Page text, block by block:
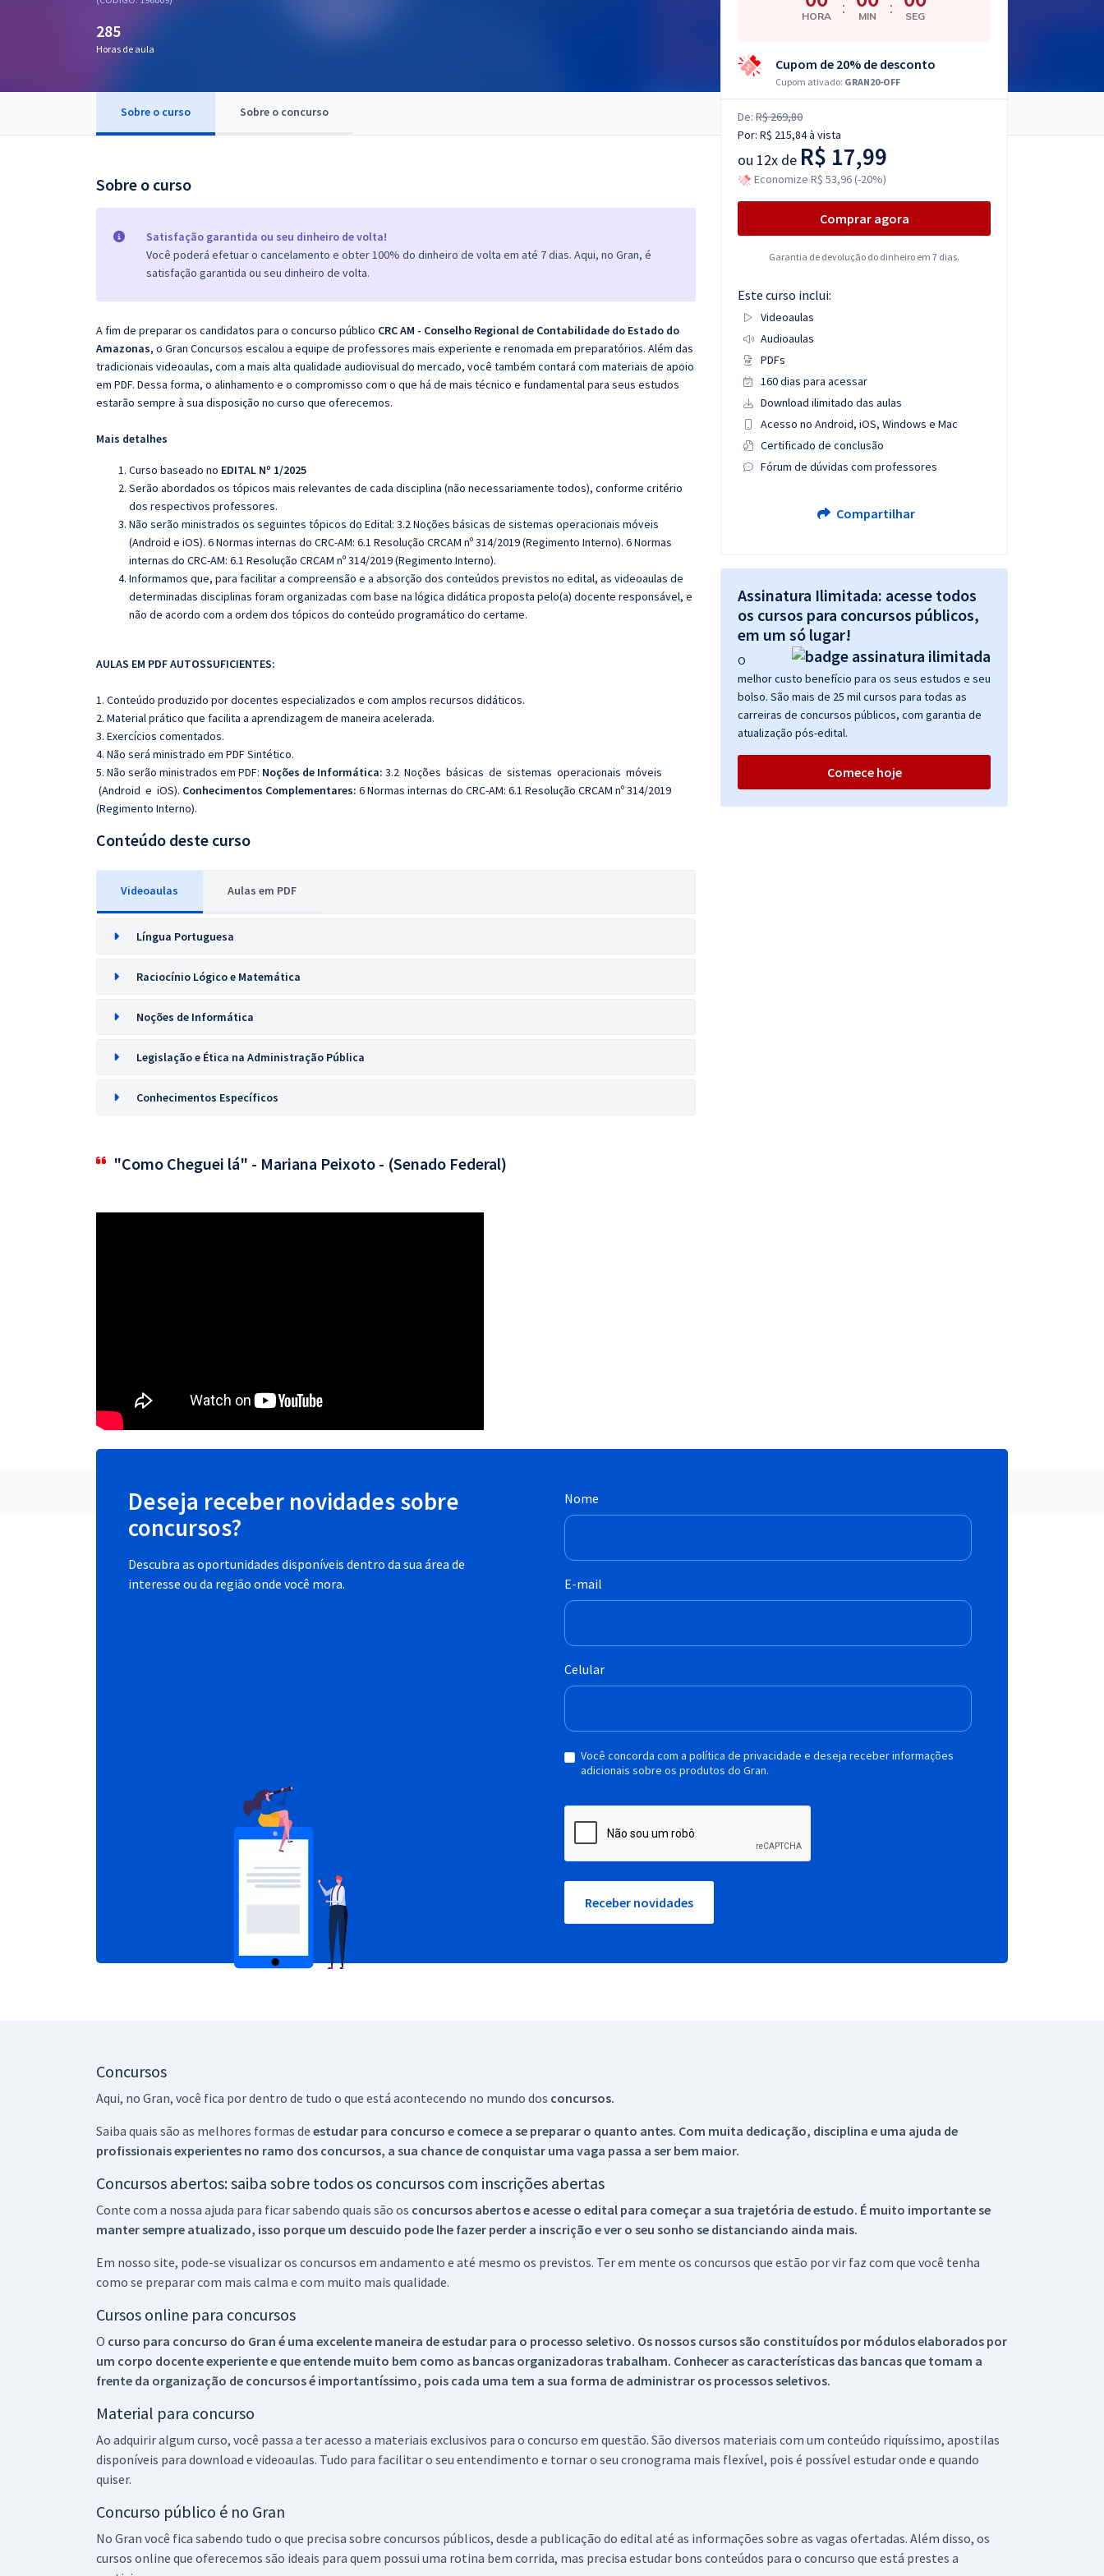
OAB
285
Horas de aula
Sobre o curso Sobre o concurso
Sobre o curso
Satisfação garantida ou seu dinheiro de volta!
Você poderá efetuar o cancelamento e obter 100% do dinheiro de volta em até 7 dias. Aqui, no Gran, é
satisfação garantida ou seu dinheiro de volta.
A fim de preparar os candidatos para o concurso público CRC AM - Conselho Regional de Contabilidade do Estado do
Amazonas, o Gran Concursos escalou a equipe de professores mais experiente e renomada em preparatórios. Além das
tradicionais videoaulas, com a mais alta qualidade audiovisual do mercado, você também contará com materiais de apoio
em PDF. Dessa forma, o alinhamento e o compromisso com o que há de mais técnico e fundamental para seus estudos
estarão sempre à sua disposição no curso que oferecemos.
Mais detalhes
Curso baseado no EDITAL Nº 1/2025
Serão abordados os tópicos mais relevantes de cada disciplina (não necessariamente todos), conforme critério
dos respectivos professores.
Não serão ministrados os seguintes tópicos do Edital: 3.2 Noções básicas de sistemas operacionais móveis
(Android e iOS). 6 Normas internas do CRC-AM: 6.1 Resolução CRCAM nº 314/2019 (Regimento Interno). 6 Normas
internas do CRC-AM: 6.1 Resolução CRCAM nº 314/2019 (Regimento Interno).
Informamos que, para facilitar a compreensão e a absorção dos conteúdos previstos no edital, as videoaulas de
determinadas disciplinas foram organizadas com base na lógica didática proposta pelo(a) docente responsável, e
não de acordo com a ordem dos tópicos do conteúdo programático do certame.
AULAS EM PDF AUTOSSUFICIENTES:
1. Conteúdo produzido por docentes especializados e com amplos recursos didáticos.
2. Material prático que facilita a aprendizagem de maneira acelerada.
3. Exercícios comentados.
4. Não será ministrado em PDF Sintético.
5. Não serão ministrados em PDF: Noções de Informática: 3.2 Noções básicas de sistemas operacionais móveis
(Android e iOS). Conhecimentos Complementares: 6 Normas internas do CRC-AM: 6.1 Resolução CRCAM nº 314/2019
(Regimento Interno).
Conteúdo deste curso
Videoaulas Aulas em PDF
Língua Portuguesa
Raciocínio Lógico e Matemática
Noções de Informática
Legislação e Ética na Administração Pública
Conhecimentos Específicos
"Como Cheguei lá" - Mariana Peixoto - (Senado Federal)
HORA : MIN : SEG
Cupom de 20% de desconto
Cupom ativado: GRAN20-OFF
De: R$ 269,80
Por: R$ 215,84à vista
ou 12x de R$ 17,99
Economize R$ 53,96 (-20%)
Comprar agora
Garantia de devolução do dinheiro em 7 dias.
Este curso inclui:
Videoaulas
Audioaulas
PDFs
160 dias para acessar
Download ilimitado das aulas
Acesso no Android, iOS, Windows e Mac
Certificado de conclusão
Fórum de dúvidas com professores
Compartilhar
Assinatura Ilimitada: acesse todos
os cursos para concursos públicos,
em um só lugar!
O
melhor custo benefício para os seus estudos e seu
bolso. São mais de 25 mil cursos para todas as
carreiras de concursos públicos, com garantia de
atualização pós-edital.
Comece hoje
Deseja receber novidades sobre
concursos?
Descubra as oportunidades disponíveis dentro da sua área de
interesse ou da região onde você mora.
Nome
E-mail
Celular
Você concorda com a política de privacidade e deseja receber informações
adicionais sobre os produtos do Gran.
Receber novidades
Concursos
Aqui, no Gran, você fica por dentro de tudo o que está acontecendo no mundo dos concursos.
Saiba quais são as melhores formas de estudar para concurso e comece a se preparar o quanto antes. Com muita dedicação, disciplina e uma ajuda de
profissionais experientes no ramo dos concursos, a sua chance de conquistar uma vaga passa a ser bem maior.
Concursos abertos: saiba sobre todos os concursos com inscrições abertas
Conte com a nossa ajuda para ficar sabendo quais são os concursos abertos e acesse o edital para começar a sua trajetória de estudo. É muito importante se
manter sempre atualizado, isso porque um descuido pode lhe fazer perder a inscrição e ver o seu sonho se distanciando ainda mais.
Em nosso site, pode-se visualizar os concursos em andamento e até mesmo os previstos. Ter em mente os concursos que estão por vir faz com que você tenha
como se preparar com mais calma e com muito mais qualidade.
Cursos online para concursos
O curso para concurso do Gran é uma excelente maneira de estudar para o processo seletivo. Os nossos cursos são constituídos por módulos elaborados por
um corpo docente experiente e que entende muito bem como as bancas organizadoras trabalham. Conhecer as características das bancas que tomam a
frente da organização de concursos é importantíssimo, pois cada uma tem a sua forma de administrar os processos seletivos.
Material para concurso
Ao adquirir algum curso, você passa a ter acesso a materiais exclusivos para o concurso em questão. São diversos materiais com um conteúdo riquíssimo, apostilas
disponíveis para download e videoaulas. Tudo para facilitar o seu entendimento e tornar o seu cronograma mais flexível, pois é possível estudar onde e quando
quiser.
Concurso público é no Gran
No Gran você fica sabendo tudo o que precisa sobre concursos públicos, desde a publicação do edital até as informações sobre as vagas ofertadas. Além disso, os
cursos online que oferecemos são ideais para quem possui uma rotina bem corrida, mas precisa estudar bons conteúdos para o concurso que está prestes a